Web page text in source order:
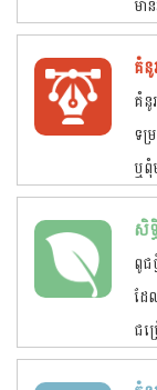
មា
គំ
គំនូ
ទម្
ឬពុំ
សិទ្
ពូ
ដែ
ជម្